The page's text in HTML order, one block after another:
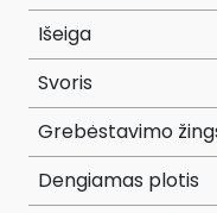
Išeiga
Svoris
Grebėstavimo
Dengiamas plotis